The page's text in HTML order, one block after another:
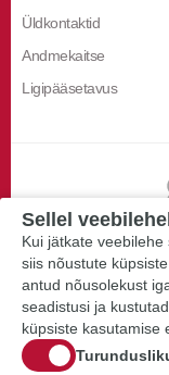
Üldkontaktid
Andmekaitse
Ligipääsetavus
Sellel
Kui jätkate veebilehe
siis nõustute
antud nõusolekust
seadistusi ja
küpsiste kasutamise